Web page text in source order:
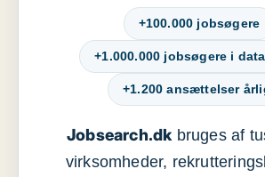
+100.000 jobsøgere
+1.000.000 jobsøgere i
+1.200 ansættelser
Jobsearch.dkbruges af
virksomheder,